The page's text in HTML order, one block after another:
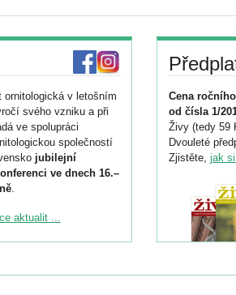
ornitologická v letošním
svého vzniku a při
ve spolupráci
společností
jubilejní
ve dnech 16.–
.
ke konferenci
do 6. září.
aktualit ...
Cena
od čísla 1/
Živy (tedy 59
Dvouleté
Zjistěte, jak